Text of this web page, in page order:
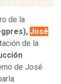
de la
José
de la
de José